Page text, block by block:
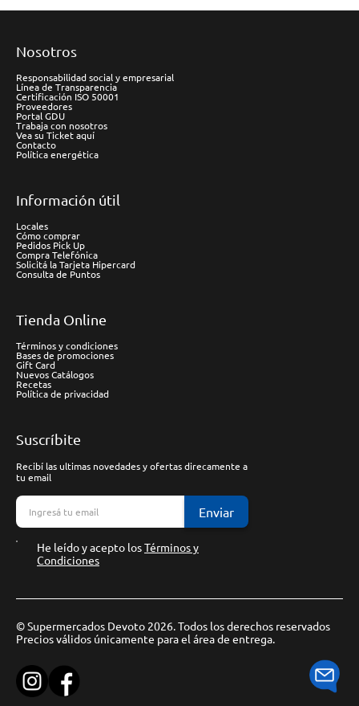
Nosotros
Responsabilidad social y empresarial
Línea de Transparencia
Certificación ISO 50001
Proveedores
Portal GDU
Trabaja con nosotros
Vea su Ticket aquí
Contacto
Política energética
Información útil
Locales
Cómo comprar
Pedidos Pick Up
Compra Telefónica
Solicitá la Tarjeta Hipercard
Consulta de Puntos
Tienda Online
Términos y condiciones
Bases de promociones
Gift Card
Nuevos Catálogos
Recetas
Política de privacidad
Suscríbite
Recibí las ultimas novedades y ofertas direcamente a
tu email
Enviar
He leído y acepto losTérminos y
Condiciones
© Supermercados Devoto 2026. Todos los derechos reservados
Precios válidos únicamente para el área de entrega.